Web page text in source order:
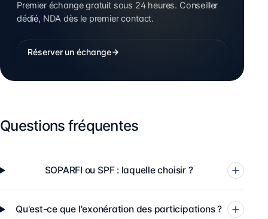
Premier échange gratuit sous 24 heures. Conseiller
dédié, NDA dès le premier contact.
Réserver un échange
Questions fréquentes
SOPARFI ou SPF : laquelle choisir ?
Qu'est-ce que l'exonération des participations ?